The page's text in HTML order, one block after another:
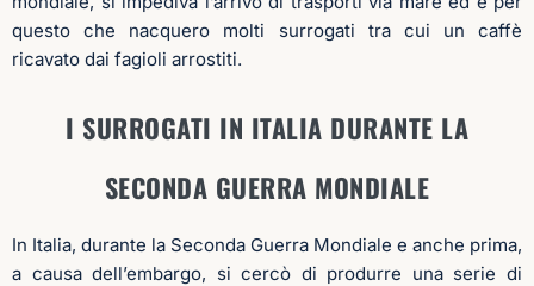
questo che nacquero molti surrogati tra cui un caffè
ricavato dai fagioli arrostiti.
I SURROGATI IN ITALIA DURANTE LA
SECONDA GUERRA MONDIALE
In Italia, durante la Seconda Guerra Mondiale e anche prima,
a causa dell’embargo, si cercò di produrre una serie di